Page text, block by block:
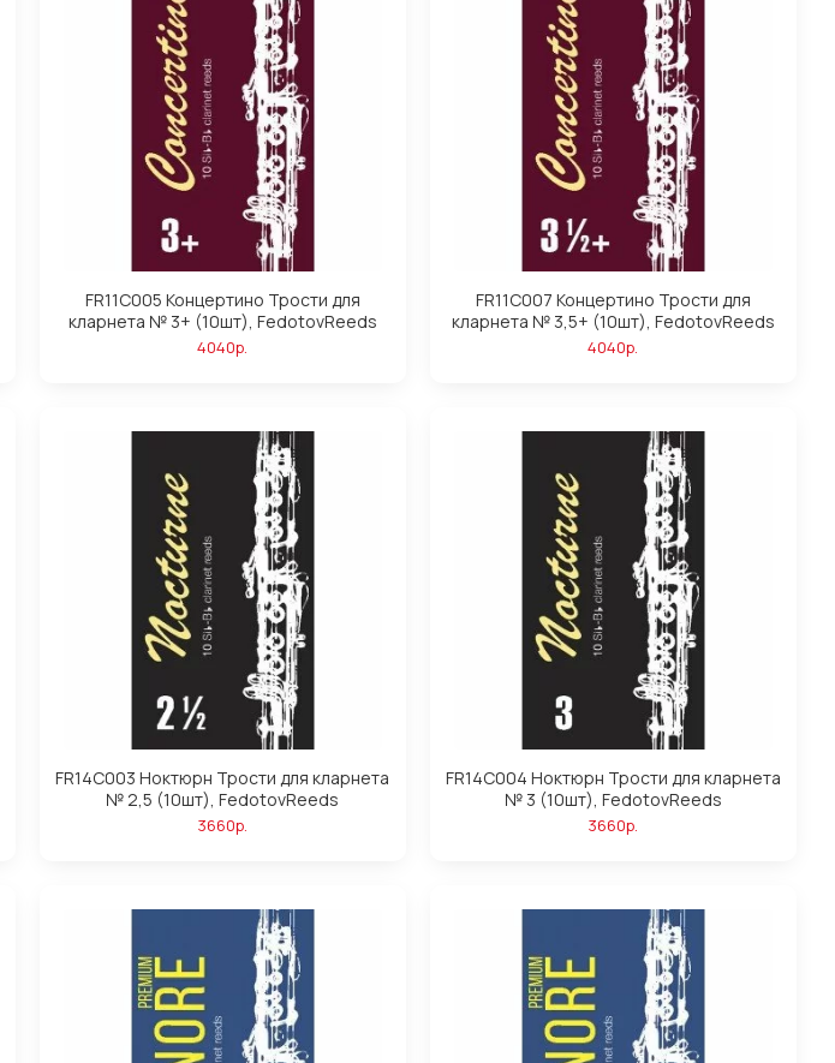
FR11C005 Концертино Трости для
кларнета № 3+ (10шт), FedotovReeds
4040р.
FR11C007 Концертино Трости для
кларнета № 3,5+ (10шт), FedotovReeds
4040р.
FR14C003 Ноктюрн Трости для кларнета
№ 2,5 (10шт), FedotovReeds
3660р.
FR14C004 Ноктюрн Трости для кларнета
№ 3 (10шт), FedotovReeds
3660р.